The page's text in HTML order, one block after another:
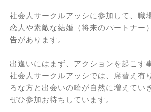
社会人サークルアッシに参加して、職
恋人や素敵な結婚（将来のパートナー
告があります。
出逢いにはまず、アクションを起こす
社会人サークルアッシでは、席替え有
ろな方と出会いの輪が自然に増えてい
ぜひ参加お待ちしています。